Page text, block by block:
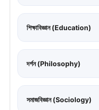
শিক্ষাবিজ্ঞান (Education)
দর্শন (Philosophy)
সমাজবিজ্ঞান (Sociology)